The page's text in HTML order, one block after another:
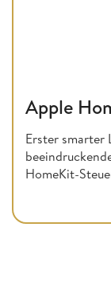
Apple
Erster smarter
HomeKit-